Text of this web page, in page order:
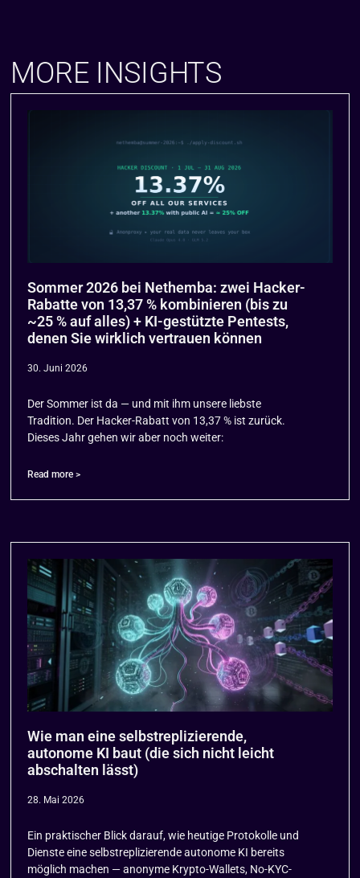
MORE INSIGHTS
Sommer 2026 bei Nethemba: zwei Hacker-
Rabatte von 13,37 % kombinieren (bis zu
~25 % auf alles) + KI-gestützte Pentests,
denen Sie wirklich vertrauen können
30. Juni 2026
Der Sommer ist da — und mit ihm unsere liebste
Tradition. Der Hacker-Rabatt von 13,37 % ist zurück.
Dieses Jahr gehen wir aber noch weiter:
Read more >
Wie man eine selbstreplizierende,
autonome KI baut (die sich nicht leicht
abschalten lässt)
28. Mai 2026
Ein praktischer Blick darauf, wie heutige Protokolle und
Dienste eine selbstreplizierende autonome KI bereits
möglich machen — anonyme Krypto-Wallets, No-KYC-